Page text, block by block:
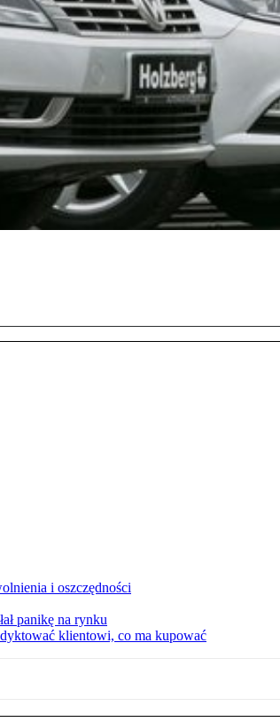
i oszczędności
panikę na rynku
klientowi, co ma kupować